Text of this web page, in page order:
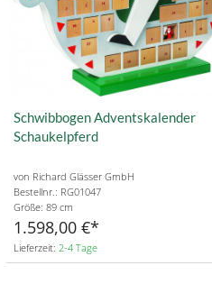
Schwibbogen Adventskalender
Schaukelpferd
von Richard Glässer GmbH
Bestellnr.: RG01047
Größe: 89 cm
1.598,00 €
Lieferzeit: 2-4 Tage